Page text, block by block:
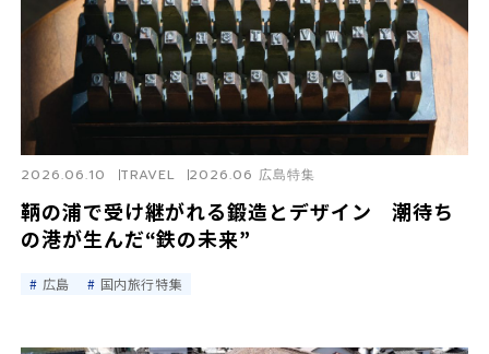
鞆の浦で受け継がれる鍛造とデザイン 潮待ち
の港が生んだ“鉄の未来”
2026.06.10 TRAVEL 2026.06 広島特集
広島 国内旅行特集